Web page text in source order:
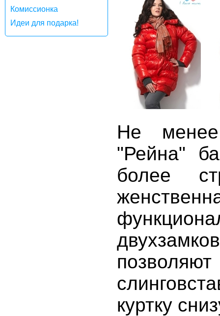
Комиссионка
Идеи для подарка!
Не
"Рейна"
более
куртку